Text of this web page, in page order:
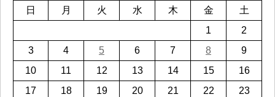
日 月 火 水 木 金
土
1
2
3
4 5 6 7 8
9
10
11 12 13 14 15
16
17
18 19 20 21 22
23